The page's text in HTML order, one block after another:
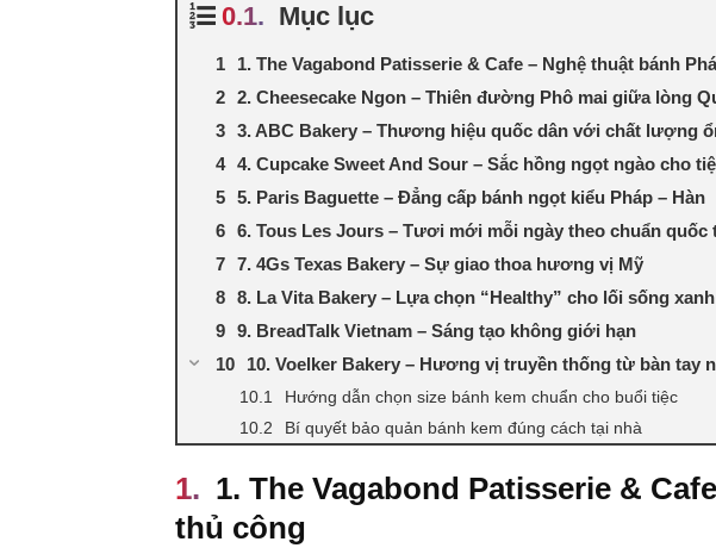
Mục lục
1. The Vagabond Patisserie & Cafe – Nghệ thuật bánh
2. Cheesecake Ngon – Thiên đường Phô mai giữa lòng
3. ABC Bakery – Thương hiệu quốc dân với chất lượng
4. Cupcake Sweet And Sour – Sắc hồng ngọt ngào cho
5. Paris Baguette – Đẳng cấp bánh ngọt kiểu Pháp – Hàn
6. Tous Les Jours – Tươi mới mỗi ngày theo chuẩn quốc
7. 4Gs Texas Bakery – Sự giao thoa hương vị Mỹ
8. La Vita Bakery – Lựa chọn “Healthy” cho lối sống xanh
9. BreadTalk Vietnam – Sáng tạo không giới hạn
10. Voelker Bakery – Hương vị truyền thống từ bàn tay
Hướng dẫn chọn size bánh kem chuẩn cho buổi tiệc
Bí quyết bảo quản bánh kem đúng cách tại nhà
1. The Vagabond Patisserie &
thủ công